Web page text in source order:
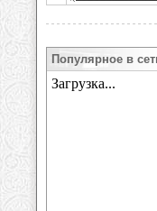
Популярное в